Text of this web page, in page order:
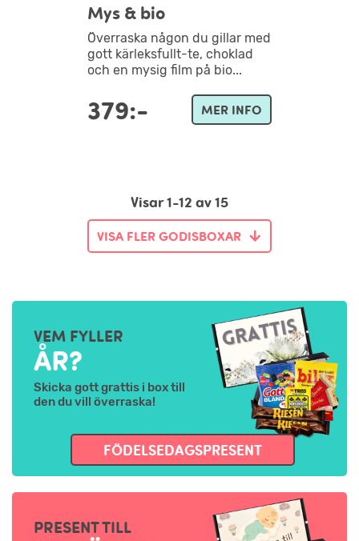
Mys & bio
Överraska någon du gillar med
gott kärleksfullt-te, choklad
och en mysig film på bio...
379:- MER INFO
Visar 1-12 av 15
VISA FLER GODISBOXAR
VEM FYLLER
ÅR?
Skicka gott grattis i box till
den du vill överraska!
FÖDELSEDAGSPRESENT
PRESENT TILL